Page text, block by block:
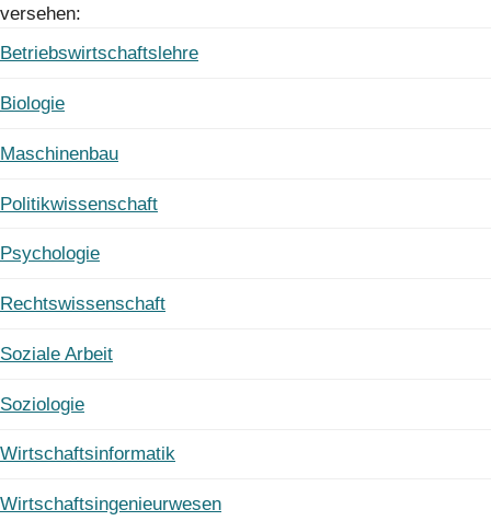
versehen:
Betriebswirtschaftslehre
Biologie
Maschinenbau
Politikwissenschaft
Psychologie
Rechtswissenschaft
Soziale Arbeit
Soziologie
Wirtschaftsinformatik
Wirtschaftsingenieurwesen